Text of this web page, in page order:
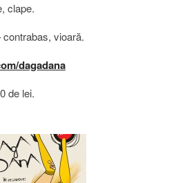
clape.
vioară.
dagadana
de lei.